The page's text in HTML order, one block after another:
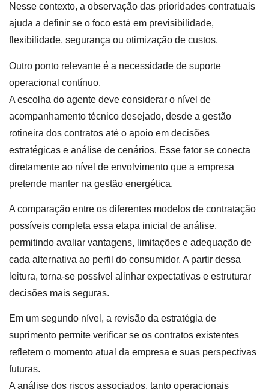
Nesse contexto, a observação das prioridades contratuais
ajuda a definir se o foco está em previsibilidade,
flexibilidade, segurança ou otimização de custos.
Outro ponto relevante é a necessidade de suporte
operacional contínuo.
A escolha do agente deve considerar o nível de
acompanhamento técnico desejado, desde a gestão
rotineira dos contratos até o apoio em decisões
estratégicas e análise de cenários. Esse fator se conecta
diretamente ao nível de envolvimento que a empresa
pretende manter na gestão energética.
A comparação entre os diferentes modelos de contratação
possíveis completa essa etapa inicial de análise,
permitindo avaliar vantagens, limitações e adequação de
cada alternativa ao perfil do consumidor. A partir dessa
leitura, torna-se possível alinhar expectativas e estruturar
decisões mais seguras.
Em um segundo nível, a revisão da estratégia de
suprimento permite verificar se os contratos existentes
refletem o momento atual da empresa e suas perspectivas
futuras.
A análise dos riscos associados, tanto operacionais